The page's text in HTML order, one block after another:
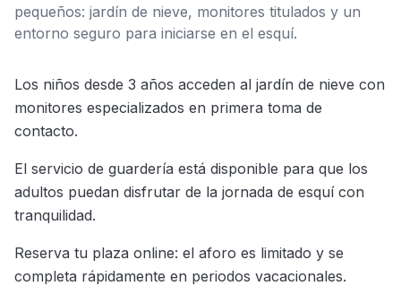
pequeños: jardín de nieve, monitores titulados y un
entorno seguro para iniciarse en el esquí.
Los niños desde 3 años acceden al jardín de nieve con
monitores especializados en primera toma de
contacto.
El servicio de guardería está disponible para que los
adultos puedan disfrutar de la jornada de esquí con
tranquilidad.
Reserva tu plaza online: el aforo es limitado y se
completa rápidamente en periodos vacacionales.